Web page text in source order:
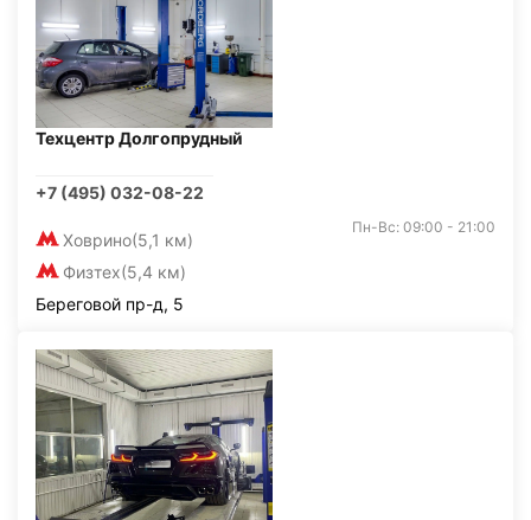
Техцентр Долгопрудный
+7 (495) 032-08-22
Ховрино(5,1 км)
Физтех(5,4 км)
Пн-Вс: 09:00 - 21:00
Береговой пр-д, 5